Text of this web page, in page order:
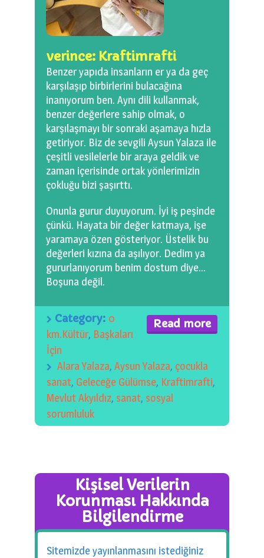
0 km.Bızdıklar Yazılarım
Filmlerimiz
Hadi Bize Yazın
verince: Kraftimrafti
Benzer yapıda insanların er ya da geç
karşılaşıp birbirlerini bulacağına
inanıyorum ben. Aynı dili kullanmak,
benzer değerlere sahip olmak, o
karşılaşmayı bir sonraki aşamaya hızla
getiriyor. Biz de sevgili Aysun Yalaza ile
çeşitli vesilelerle bir araya geldik ve
zaman içerisinde ortak yönlerimizin
çokluğu bizi şaşırttı.
Onunla gurur duyuyorum. İyi iş peşinde
çünkü. Hayata bir değer katmaya, işe
yaramaya özen gösteriyor. Üstelik bu
değerleri kızına da aşılıyor. Dedim ya
gururlanıyorum benim dostum diye…
Boşuna değil.
Read more
Category: 0
km.Kültür, Başkaları
İçin
Alara Yalaza, Aysun Yalaza, çocukla
sanat, Geleceğe Gülümse, Kraftimrafti,
Mevlut Akyıldız, sanat, sosyal
sorumluluk
Kişisel Verilerin
Korunması Hakkında
Bilgilendirme
Sitemizde yayınlanmasını istediğiniz